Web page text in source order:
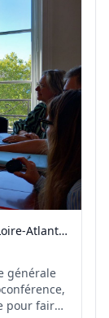
Préfet des Pays de la Loire et de Loire-Atlantique
générale
pour faire